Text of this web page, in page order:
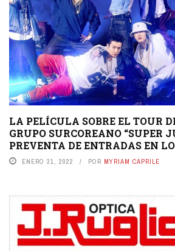
LA PELÍCULA SOBRE EL TOUR
GRUPO SURCOREANO “SUPER
PREVENTA DE ENTRADAS EN
ENERO 31, 2022 POR MYRIAM CAPRILE